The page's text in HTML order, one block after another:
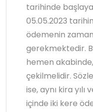
tarihinde
05.05.2023
ödemenin
gerekmektedir.
hemen
çekilmelidir.
ise, aynı kira yılı
içinde iki kere